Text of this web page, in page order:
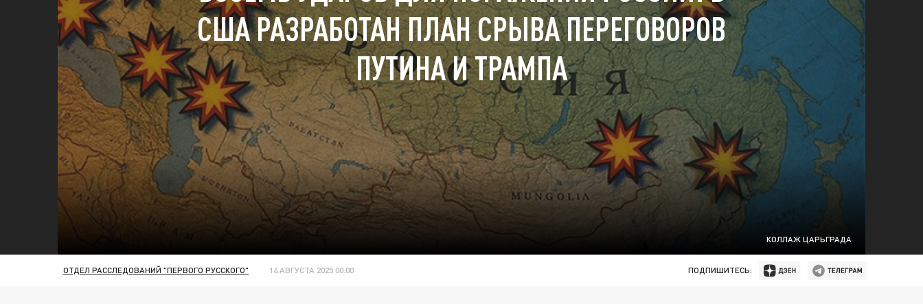
КОЛЛАЖ ЦАРЬГРАДА
США РАЗРАБОТАН ПЛАН СРЫВА ПЕРЕГОВОРОВ
ПУТИНА И ТРАМПА
ОТДЕЛ РАССЛЕДОВАНИЙ "ПЕРВОГО РУССКОГО" 14 АВГУСТА 2025 00:00 ПОДПИШИТЕСЬ: